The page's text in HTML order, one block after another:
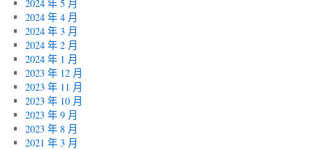
2024 年 5 月
2024 年 4 月
2024 年 3 月
2024 年 2 月
2024 年 1 月
2023 年 12 月
2023 年 11 月
2023 年 10 月
2023 年 9 月
2023 年 8 月
2021 年 3 月